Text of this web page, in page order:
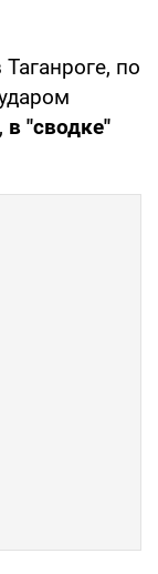
Таганроге, по
в "сводке"